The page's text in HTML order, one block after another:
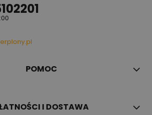
POMOC
I DOSTAWA